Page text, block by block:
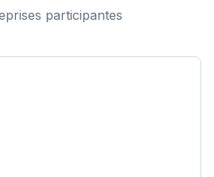
participantes